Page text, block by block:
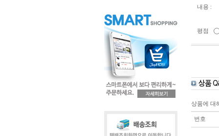
내용 :
평점
상품에 대
번호